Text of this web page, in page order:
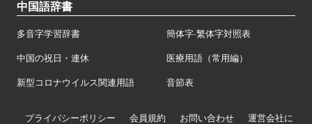
中国語辞書
多音字学習辞書 簡体字·繁体字対照表
中国の祝日・連休 医療用語（常用編）
新型コロナウイルス関連用語 音節表
プライバシーポリシー 会員規約 お問い合わせ 運営会社に